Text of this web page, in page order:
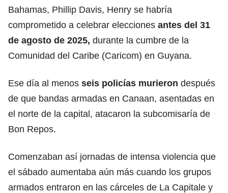
Bahamas, Phillip Davis, Henry se habría
comprometido a celebrar elecciones antes del 31
de agosto de 2025, durante la cumbre de la
Comunidad del Caribe (Caricom) en Guyana.
Ese día al menos seis policías murieron después
de que bandas armadas en Canaan, asentadas en
el norte de la capital, atacaron la subcomisaría de
Bon Repos.
Comenzaban así jornadas de intensa violencia que
el sábado aumentaba aún más cuando los grupos
armados entraron en las cárceles de La Capitale y